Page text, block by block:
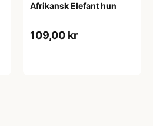
Afrikansk Elefant hun
109,00 kr